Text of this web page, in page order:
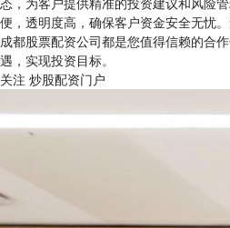
便，透明度高，确保客户资金安全无忧
成都股票配资公司都是您值得信赖的合
遇，实现投资目标。
关注 炒股配资门户